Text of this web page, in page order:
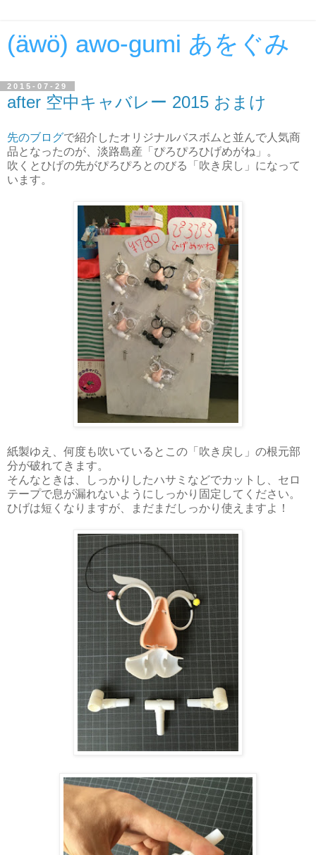
(äwö) awo-gumi あをぐみ
2015-07-29
after 空中キャバレー 2015 おまけ
先のブログで紹介したオリジナルバスボムと並んで人気商
品となったのが、淡路島産「ぴろぴろひげめがね」。
吹くとひげの先がぴろぴろとのびる「吹き戻し」になって
います。
紙製ゆえ、何度も吹いているとこの「吹き戻し」の根元部
分が破れてきます。
そんなときは、しっかりしたハサミなどでカットし、セロ
テープで息が漏れないようにしっかり固定してください。
ひげは短くなりますが、まだまだしっかり使えますよ！